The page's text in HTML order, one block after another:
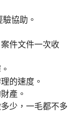
協助。
件文件一次收
的速度。
產。
少，一毛都不多